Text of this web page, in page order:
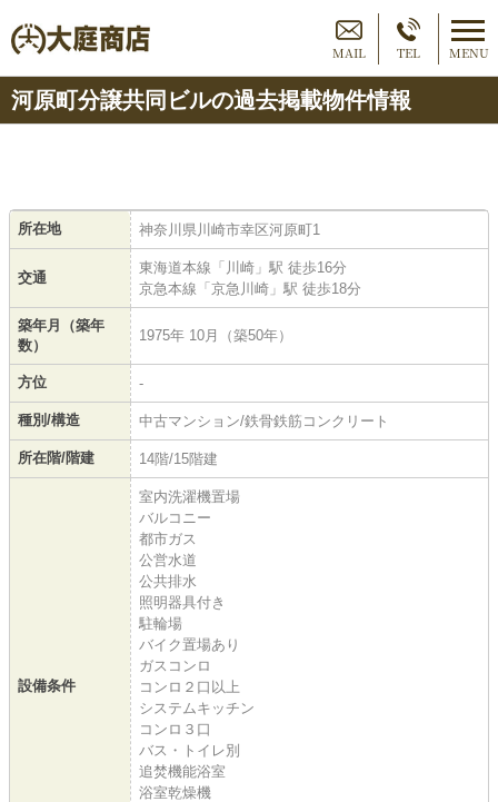
MAIL TEL MENU
河原町分譲共同ビルの過去掲載物件情報
所在地 神奈川県川崎市幸区河原町1
交通
東海道本線「川崎」駅 徒歩16分
京急本線「京急川崎」駅 徒歩18分
築年月（築年
数）
1975年 10月（築50年）
方位 -
種別/構造 中古マンション/鉄骨鉄筋コンクリート
所在階/階建 14階/15階建
設備条件
室内洗濯機置場
バルコニー
都市ガス
公営水道
公共排水
照明器具付き
駐輪場
バイク置場あり
ガスコンロ
コンロ２口以上
システムキッチン
コンロ３口
バス・トイレ別
追焚機能浴室
浴室乾燥機